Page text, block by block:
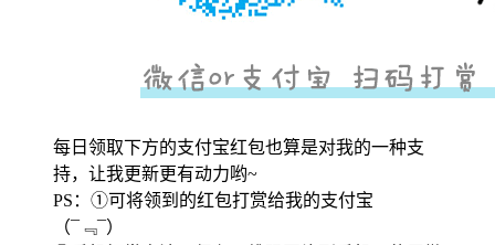
每日领取下方的支付宝红包也算是对我的一种支
持，让我更新更有动力哟~
PS：①可将领到的红包打赏给我的支付宝
（¯﹃¯）